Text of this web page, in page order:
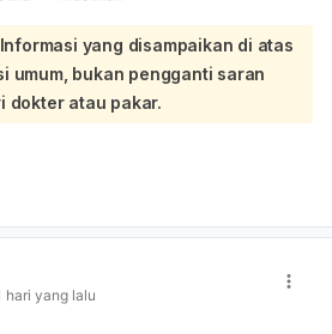
siklus haid maju atau
hari sampai beberapa minggu. Jadi
tanggal 26 bisa saja berubah.
sekarang belum haid, sebaiknya
untuk memastikan, terutama
sempat mengenai area vagina.
Informasi yang disampaikan di atas
umum, bukan pengganti saran
dokter atau pakar.
hari yang lalu